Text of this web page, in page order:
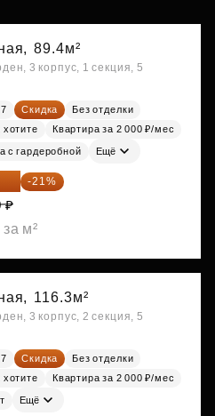
89.4м²
3 корпус, 1 секция, 5
Скидка
Без отделки
хотите
Квартира за 2 000 ₽/мес
с гардеробной Ещё
₽ -21%
₽
м²
116.3м²
3 корпус, 2 секция, 5
Скидка
Без отделки
хотите
Квартира за 2 000 ₽/мес
Ещё